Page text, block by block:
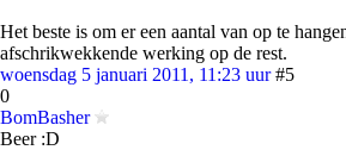
Het beste is om er een aantal van op te
afschrikwekkende werking op de rest.
woensdag 5 januari 2011, 11:23 uur #5
0
BomBasher
Beer :D